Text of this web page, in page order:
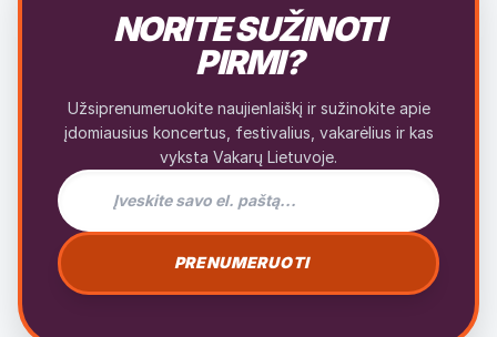
NORITE SUŽINOTI
PIRMI?
Užsiprenumeruokite naujienlaiškį ir sužinokite apie
įdomiausius koncertus, festivalius, vakarėlius ir kas
vyksta Vakarų Lietuvoje.
El. pašto adresas naujienlaiškiui
PRENUMERUOTI